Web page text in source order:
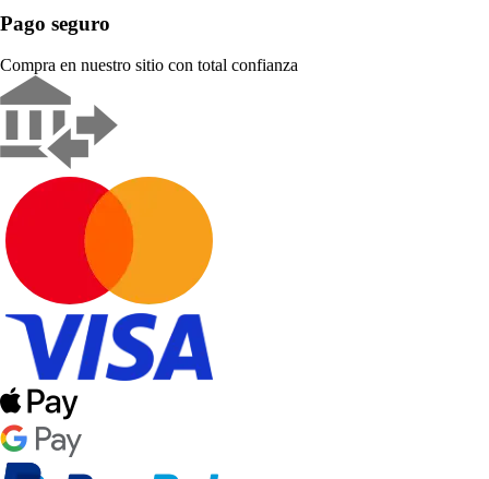
Pago seguro
Compra en nuestro sitio con total confianza